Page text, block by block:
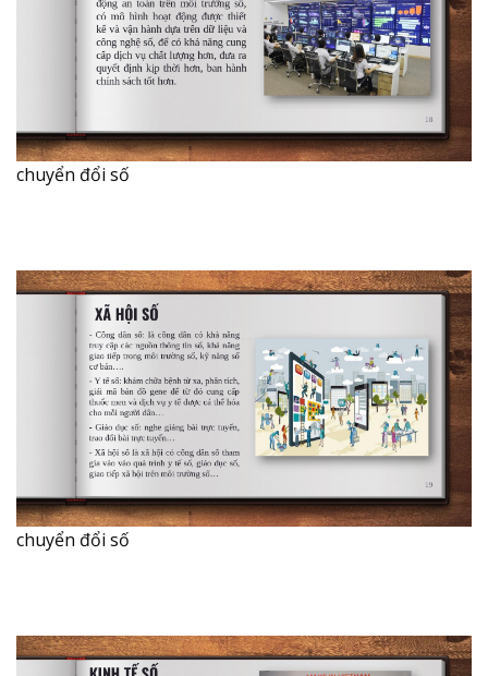
chuyển đổi số
chuyển đổi số